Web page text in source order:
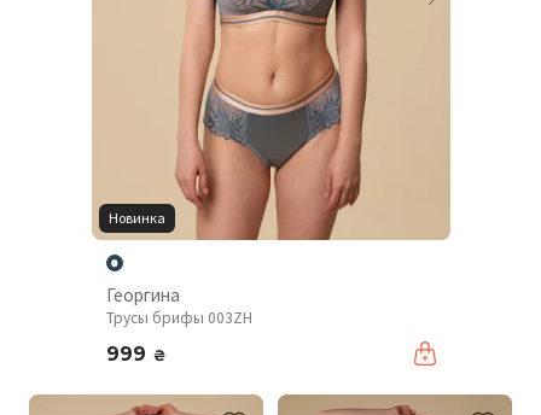
Новинка
Георгина
Трусы брифы 003ZH
999 ₴